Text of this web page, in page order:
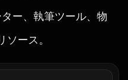
ー、執筆ツール、物
ース。